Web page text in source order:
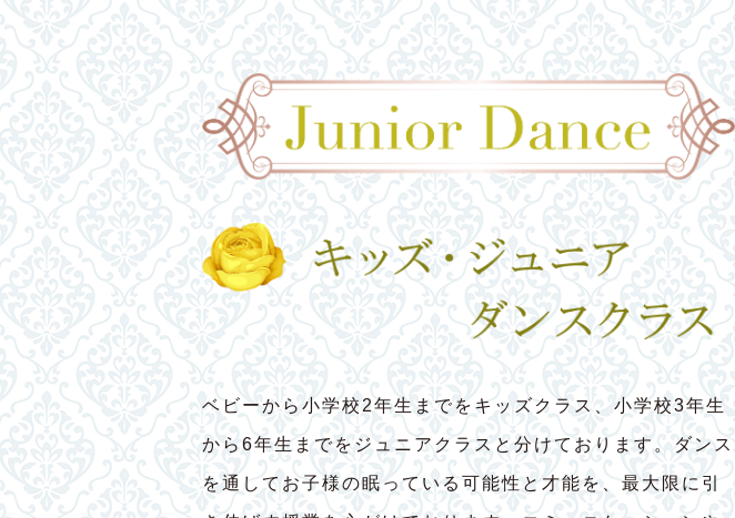
ベビーから小学校2年生までをキッズクラス、小学校3年生
から6年生までをジュニアクラスと分けております。ダンス
を通してお子様の眠っている可能性と才能を、最大限に引